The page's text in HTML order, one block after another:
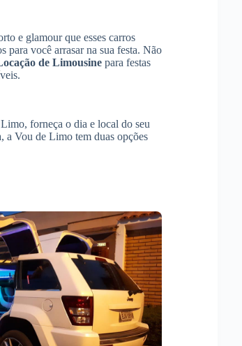
e glamour que esses carros
para você arrasar na sua festa. Não
de Limousine para festas
forneça o dia e local do seu
a Vou de Limo tem duas opções